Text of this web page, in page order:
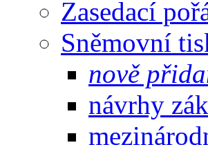
Zasedací
Sněmovní
nově
návrhy